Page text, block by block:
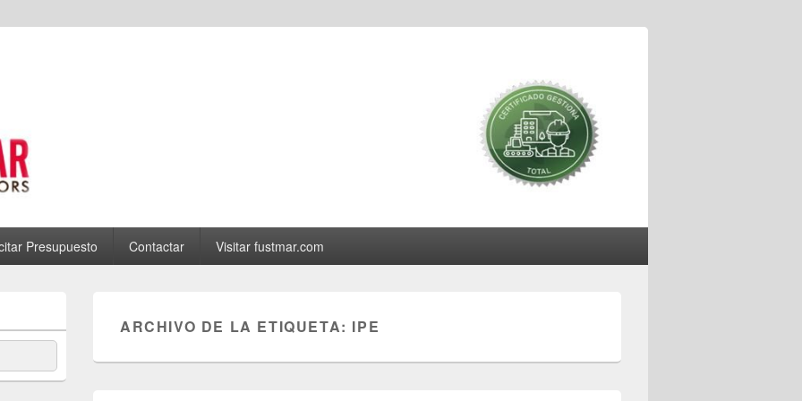
Presupuesto Contactar Visitar fustmar.com
ARCHIVO DE LA ETIQUETA: IPE